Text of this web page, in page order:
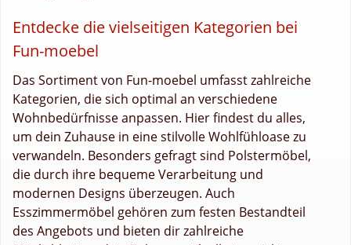
Entdecke die vielseitigen Kategorien bei
Fun-moebel
Das Sortiment von Fun-moebel umfasst zahlreiche
Kategorien, die sich optimal an verschiedene
Wohnbedürfnisse anpassen. Hier findest du alles,
um dein Zuhause in eine stilvolle Wohlfühloase zu
verwandeln. Besonders gefragt sind Polstermöbel,
die durch ihre bequeme Verarbeitung und
modernen Designs überzeugen. Auch
Esszimmermöbel gehören zum festen Bestandteil
des Angebots und bieten dir zahlreiche